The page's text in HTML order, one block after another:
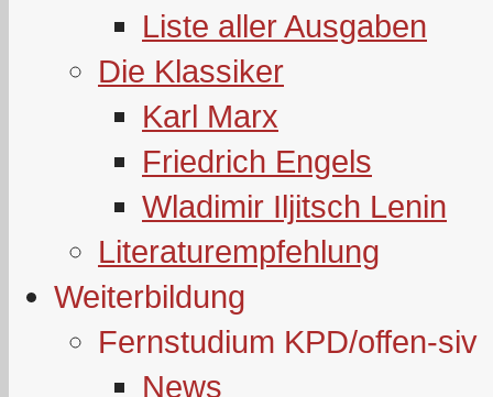
Liste aller Ausgaben
Die Klassiker
Karl Marx
Friedrich Engels
Wladimir Iljitsch Lenin
Literaturempfehlung
Weiterbildung
Fernstudium KPD/offen-siv
News